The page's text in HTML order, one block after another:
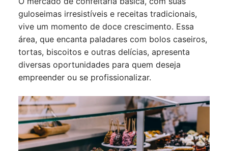
guloseimas irresistíveis e receitas tradicionais,
vive um momento de doce crescimento. Essa
área, que encanta paladares com bolos caseiros,
tortas, biscoitos e outras delícias, apresenta
diversas oportunidades para quem deseja
empreender ou se profissionalizar.